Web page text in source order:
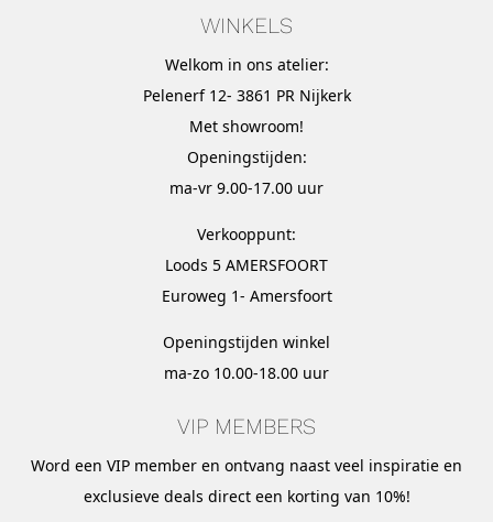
WINKELS
Welkom in ons atelier:
Pelenerf 12- 3861 PR Nijkerk
Met showroom!
Openingstijden:
ma-vr 9.00-17.00 uur
Verkooppunt:
Loods 5 AMERSFOORT
Euroweg 1- Amersfoort
Openingstijden winkel
ma-zo 10.00-18.00 uur
VIP MEMBERS
Word een VIP member en ontvang naast veel inspiratie en
exclusieve deals direct een korting van 10%!